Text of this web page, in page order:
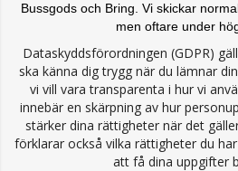
Bussgods och Bring. Vi skickar
men oftare under
Dataskyddsförordningen (GDPR)
ska känna dig trygg när du lämnar
vi vill vara transparenta i hur vi
innebär en skärpning av hur
stärker dina rättigheter när det
förklarar också vilka rättigheter du
att få dina uppgifter